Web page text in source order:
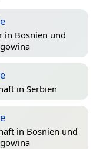
in Bosnien und
in Serbien
in Bosnien und